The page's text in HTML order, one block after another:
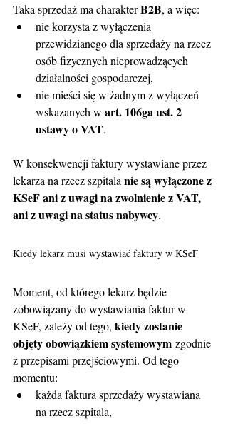
Taka sprzedaż ma charakter B2B, a więc:
nie korzysta z wyłączenia
przewidzianego dla sprzedaży na rzecz
osób fizycznych nieprowadzących
działalności gospodarczej,
nie mieści się w żadnym z wyłączeń
wskazanych w art. 106ga ust. 2
ustawy o VAT.
W konsekwencji faktury wystawiane przez
lekarza na rzecz szpitala nie są wyłączone z
KSeF ani z uwagi na zwolnienie z VAT,
ani z uwagi na status nabywcy.
Kiedy lekarz musi wystawiać faktury w KSeF
Moment, od którego lekarz będzie
zobowiązany do wystawiania faktur w
KSeF, zależy od tego, kiedy zostanie
objęty obowiązkiem systemowym zgodnie
z przepisami przejściowymi. Od tego
momentu:
każda faktura sprzedaży wystawiana
na rzecz szpitala,